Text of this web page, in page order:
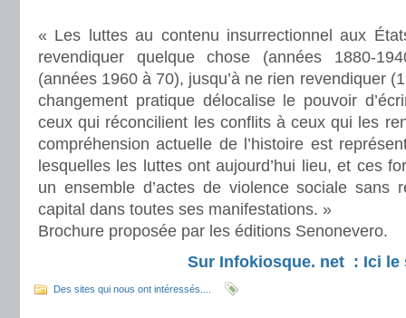
« Les luttes au contenu insurrectionnel aux
revendiquer quelque chose (années 1880-
(années 1960 à 70), jusqu’à ne rien revendiquer
changement pratique délocalise le pouvoir
ceux qui réconcilient les conflits à ceux qui les
compréhension actuelle de l’histoire est
lesquelles les luttes ont aujourd’hui lieu, et ces
un ensemble d’actes de violence sociale sans
capital dans toutes ses manifestations. »
Brochure proposée par les éditions Senonevero.
Sur Infokiosque. net : Ici le
Des sites qui nous ont intéressés....